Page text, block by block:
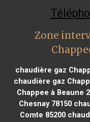
Zone
chaudière gaz
chaudière gaz
Chappee à Beaune
Chesnay 78150
Comte 85200